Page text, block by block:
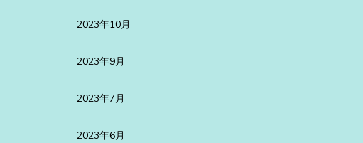
横浜訪問
今月は、新旧が融合した美しい町、横浜を仕事の […]
続きを読む
2023年10月
2023年9月
2023年7月
2023年6月